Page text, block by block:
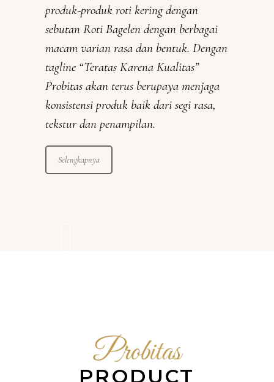
produk-produk roti kering dengan
sebutan Roti Bagelen dengan berbagai
macam varian rasa dan bentuk. Dengan
tagline “Teratas Karena Kualitas”
Probitas akan terus berupaya menjaga
konsistensi produk baik dari segi rasa,
tekstur dan penampilan.
Selengkapnya
Probitas
PRODUCT